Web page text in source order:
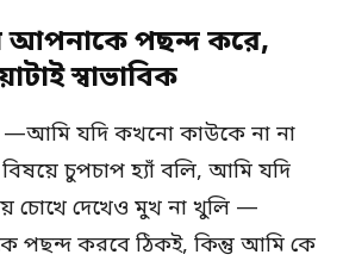
আপনাকে পছন্দ করে,
স্বাভাবিক
—আমি যদি কখনো কাউকে না না
চুপচাপ হ্যাঁ বলি, আমি যদি
চোখে দেখেও মুখ না খুলি —
পছন্দ করবে ঠিকই, কিন্তু আমি কে